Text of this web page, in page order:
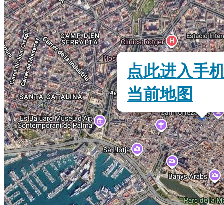
点此进入手
当前地图